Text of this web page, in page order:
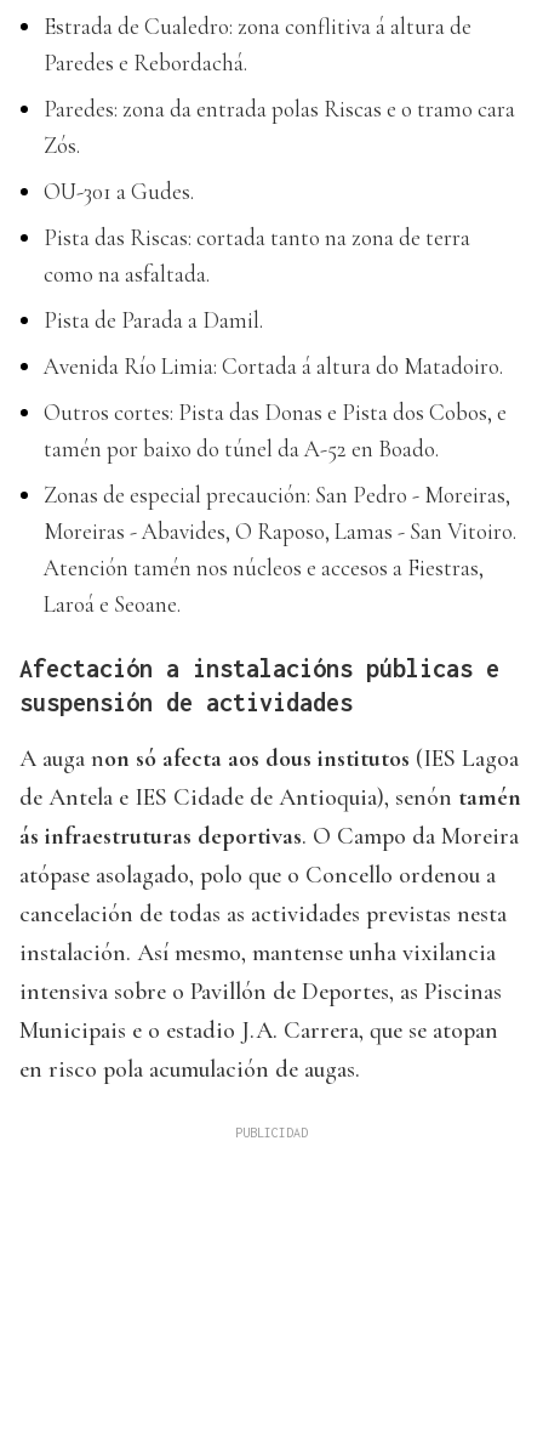
Estrada de Cualedro: zona conflitiva á altura de
Paredes e Rebordachá.
Paredes: zona da entrada polas Riscas e o tramo cara
Zós.
OU-301 a Gudes.
Pista das Riscas: cortada tanto na zona de terra
como na asfaltada.
Pista de Parada a Damil.
Avenida Río Limia: Cortada á altura do Matadoiro.
Outros cortes: Pista das Donas e Pista dos Cobos, e
tamén por baixo do túnel da A-52 en Boado.
Zonas de especial precaución: San Pedro - Moreiras,
Moreiras - Abavides, O Raposo, Lamas - San Vitoiro.
Atención tamén nos núcleos e accesos a Fiestras,
Laroá e Seoane.
Afectación a instalacións públicas e
suspensión de actividades
A auga non só afecta aos dous institutos (IES Lagoa
de Antela e IES Cidade de Antioquia), senón tamén
ás infraestruturas deportivas. O Campo da Moreira
atópase asolagado, polo que o Concello ordenou a
cancelación de todas as actividades previstas nesta
instalación. Así mesmo, mantense unha vixilancia
intensiva sobre o Pavillón de Deportes, as Piscinas
Municipais e o estadio J.A. Carrera, que se atopan
en risco pola acumulación de augas.